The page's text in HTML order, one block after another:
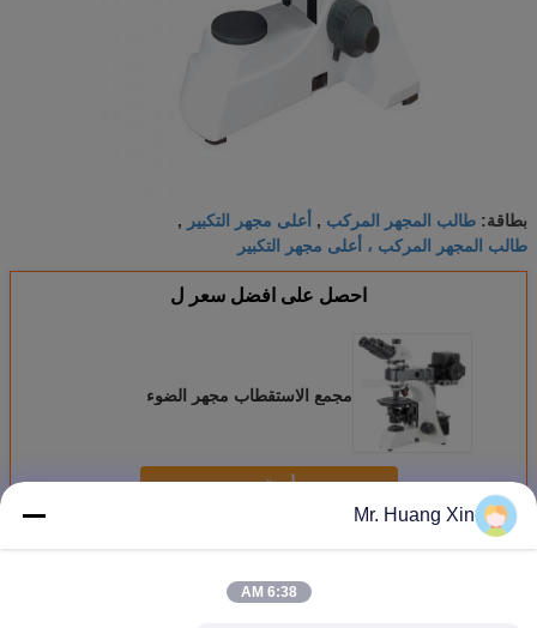
بطاقة: طالب المجهر المركب , أعلى مجهر التكبير ,
طالب المجهر المركب ، أعلى مجهر التكبير
احصل على افضل سعر ل
مجمع الاستقطاب مجهر الضوء
استمر
أكثراستقطاب مجهر الضوء
Mr. Huang Xin
6:38 AM